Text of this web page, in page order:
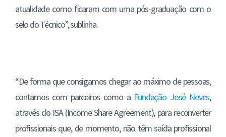
atualidade como ficaram com uma pós-graduação com o
selo do Técnico”, sublinha.
“De forma que consigamos chegar ao máximo de pessoas,
contamos com parceiros como a Fundação José Neves,
através do ISA (Income Share Agreement), para reconverter
profissionais que, de momento, não têm saída profissional